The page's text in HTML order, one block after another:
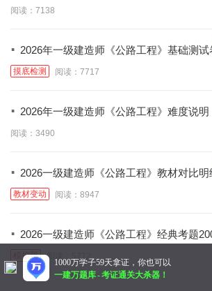
阅读：7138
· 2026年一级建造师《公路工程》基础测试
摸底检测 阅读：7717
· 2026年一级建造师《公路工程》难度说明
阅读：3490
· 2026一级建造师《公路工程》教材对比明
教材变动 阅读：8947
· 2026一级建造师《公路工程》经典考题
模拟题 阅读：5712
1000万学子59天拿证，你也可以
一建万题库-考证通关大杀器！